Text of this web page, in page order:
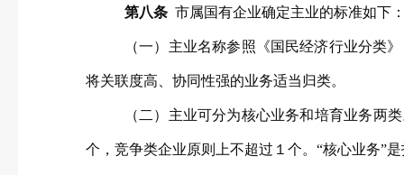
第八条 市属国有企业确定主业的标准如下
（一）主业名称参照《国民经济行业分类
将关联度高、协同性强的业务适当归类。
（二）主业可分为核心业务和培育业务两
个，竞争类企业原则上不超过１个。“核心业务”